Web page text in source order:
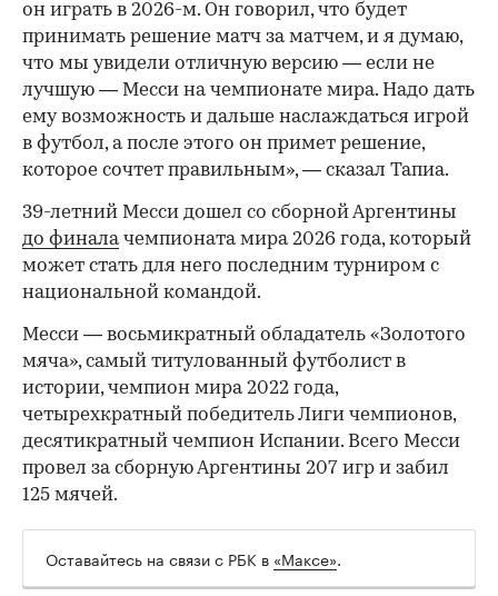
он играть в 2026-м. Он говорил, что будет
принимать решение матч за матчем, и я думаю,
что мы увидели отличную версию — если не
лучшую — Месси на чемпионате мира. Надо дать
ему возможность и дальше наслаждаться игрой
в футбол, а после этого он примет решение,
которое сочтет правильным», — сказал Тапиа.
39-летний Месси дошел со сборной Аргентины
до финалачемпионата мира 2026 года, который
может стать для него последним турниром с
национальной командой.
Месси — восьмикратный обладатель «Золотого
мяча», самый титулованный футболист в
истории, чемпион мира 2022 года,
четырехкратный победитель Лиги чемпионов,
десятикратный чемпион Испании. Всего Месси
провел за сборную Аргентины 207 игр и забил
125 мячей.
Оставайтесь на связи с РБК в «Максе».